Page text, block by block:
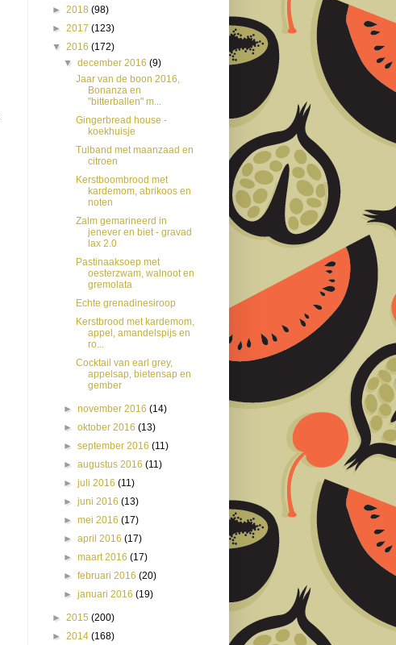
► 2018 (98)
► 2017 (123)
▼ 2016 (172)
▼december 2016(9)
Jaar van de boon 2016,
Bonanza en
"bitterballen" m...
Gingerbread house -
koekhuisje
Tulband met maanzaad en
citroen
Kerstboombrood met
kardemom, abrikoos en
noten
Zalm gemarineerd in
jenever en biet - gravad
lax 2.0
Pastinaaksoep met
oesterzwam, walnoot en
gremolata
Echte grenadinesiroop
Kerstbrood met kardemom,
appel, amandelspijs en
ro...
Cocktail van earl grey,
appelsap, bietensap en
gember
►november 2016(14)
►oktober 2016(13)
►september 2016(11)
►augustus 2016(11)
►juli 2016(11)
►juni 2016(13)
►mei 2016(17)
►april 2016(17)
►maart 2016(17)
►februari 2016(20)
►januari 2016(19)
► 2015 (200)
► 2014 (168)